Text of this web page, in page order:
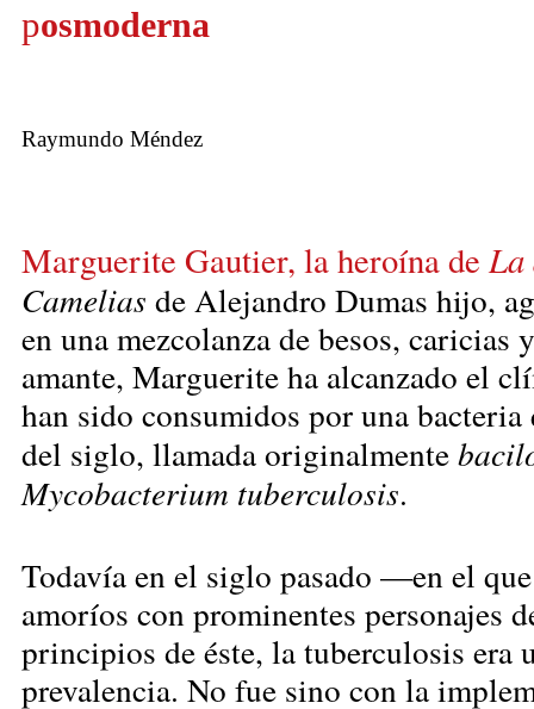
posmoderna
Raymundo Méndez
Marguerite Gautier, la heroína deLa
Camelias de Alejandro Dumas hijo,
en una mezcolanza de besos, caricias
amante, Marguerite ha alcanzado el
han sido consumidos por una
del siglo, llamada originalmente
Mycobacterium tuberculosis.
Todavía en el siglo pasado —en el
amoríos con prominentes personajes
principios de éste, la tuberculosis era
prevalencia. No fue sino con la